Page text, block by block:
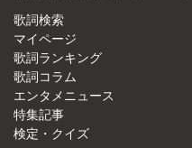
歌詞検索
マイページ
歌詞ランキング
歌詞コラム
エンタメニュース
特集記事
検定・クイズ